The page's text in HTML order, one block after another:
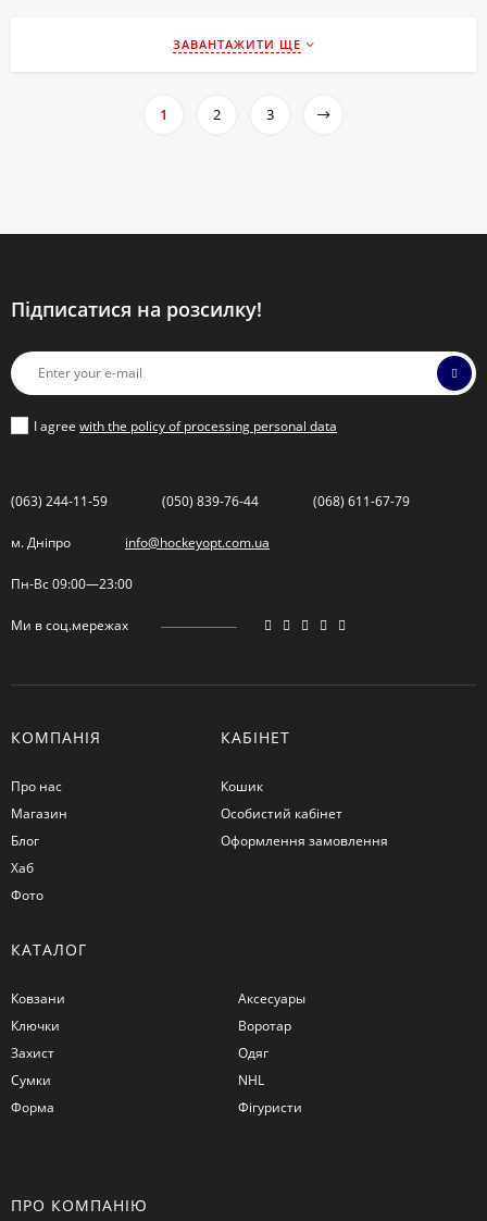
ЗАВАНТАЖИТИ ЩЕ
1 2 3
Підписатися на розсилку!
I agree with the policy of processing personal data
(063) 244-11-59 (050) 839-76-44 (068) 611-67-79
м. Дніпро info@hockeyopt.com.ua
Пн-Вс 09:00—23:00
Ми в соц.мережах
КОМПАНІЯ
Про нас
Магазин
Блог
Хаб
Фото
КАБІНЕТ
Кошик
Особистий кабінет
Оформлення замовлення
КАТАЛОГ
Ковзани
Ключки
Захист
Сумки
Форма
Аксесуары
Воротар
Одяг
NHL
Фігуристи
ПРО КОМПАНІЮ